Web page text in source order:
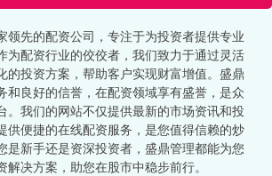
领先的配资公司，专注于为投资者提供专业
为配资行业的佼佼者，我们致力于通过灵活
的投资方案，帮助客户实现财富增值。盛鼎
和良好的信誉，在配资领域享有盛誉，是众
。我们的网站不仅提供最新的市场资讯和投
供便捷的在线配资服务，是您值得信赖的炒
是新手还是资深投资者，盛鼎管理都能为您
决方案，助您在股市中稳步前行。